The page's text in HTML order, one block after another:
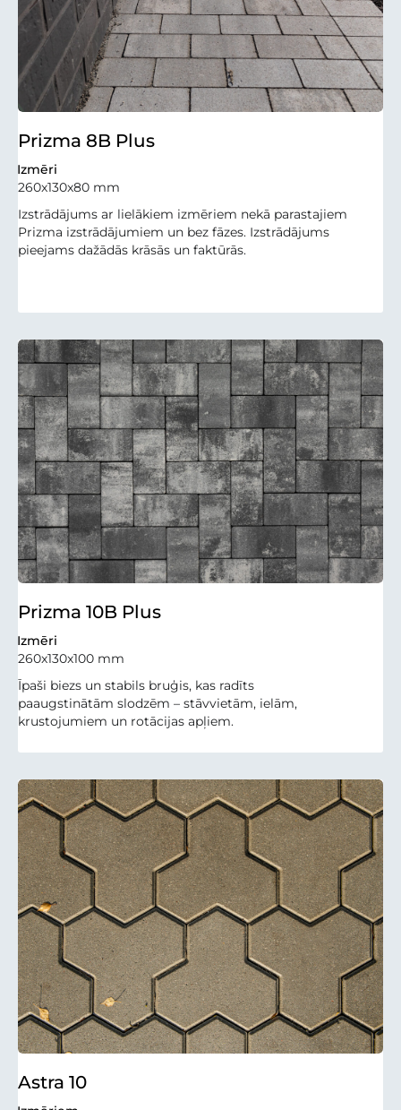
Prizma 8B Plus
Izmēri
260x130x80 mm
Izstrādājums ar lielākiem izmēriem nekā parastajiem
Prizma izstrādājumiem un bez fāzes. Izstrādājums
pieejams dažādās krāsās un faktūrās.
Prizma 10B Plus
Izmēri
260x130x100 mm
Īpaši biezs un stabils bruģis, kas radīts
paaugstinātām slodzēm – stāvvietām, ielām,
krustojumiem un rotācijas apļiem.
Astra 10